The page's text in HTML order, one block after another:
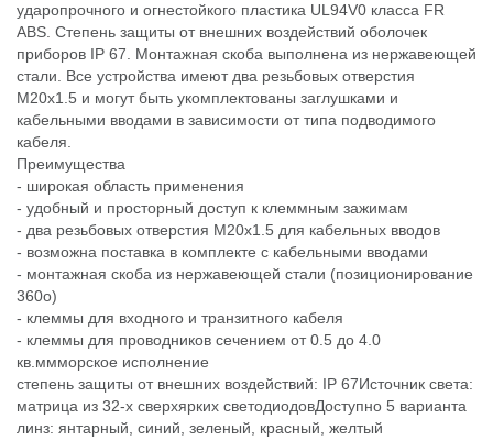
ударопрочного и огнестойкого пластика UL94V0 класса FR
ABS. Cтепень защиты от внешних воздействий оболочек
приборов IP 67. Монтажная скоба выполнена из нержавеющей
стали. Все устройства имеют два резьбовых отверстия
М20х1.5 и могут быть укомплектованы заглушками и
кабельными вводами в зависимости от типа подводимого
кабеля.
Преимущества
- широкая область применения
- удобный и просторный доступ к клеммным зажимам
- два резьбовых отверстия М20х1.5 для кабельных вводов
- возможна поставка в комплекте с кабельными вводами
- монтажная скоба из нержавеющей стали (позиционирование
360о)
- клеммы для входного и транзитного кабеля
- клеммы для проводников сечением от 0.5 до 4.0
кв.ммморское исполнение
степень защиты от внешних воздействий: IР 67Источник света:
матрица из 32-x сверхярких светодиодовДоступно 5 варианта
линз: янтарный, синий, зеленый, красный, желтый